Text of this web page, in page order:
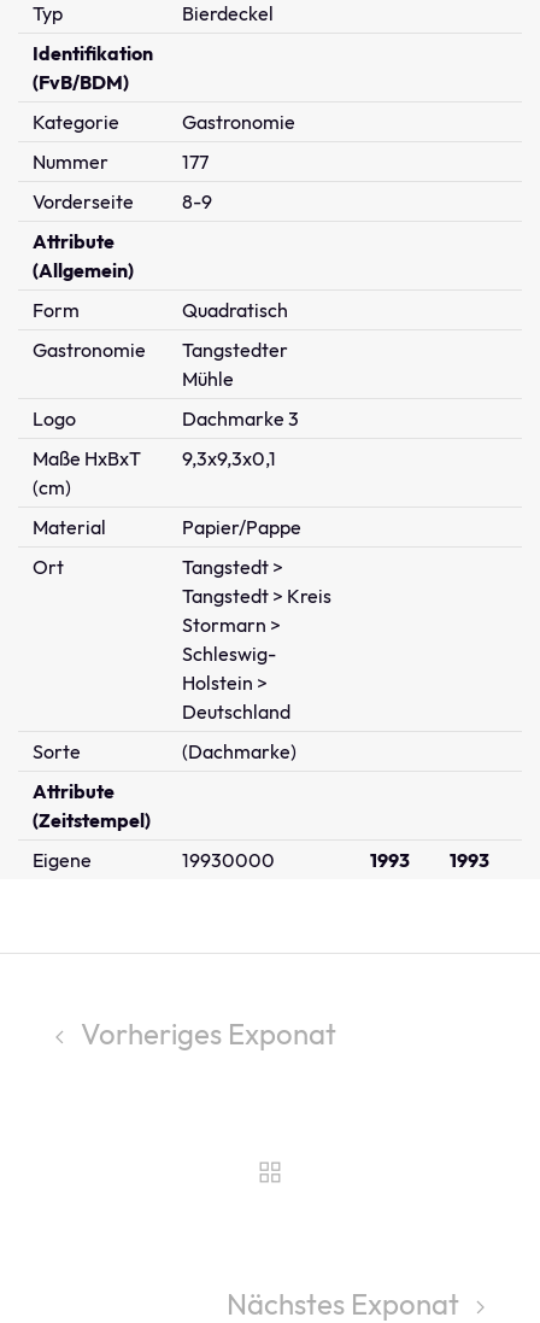
Typ
Bierdeckel
Identifikation
(FvB/BDM)
Kategorie
Gastronomie
Nummer
177
Vorderseite
8-9
Attribute
(Allgemein)
Form
Quadratisch
Gastronomie
Tangstedter
Mühle
Logo
Dachmarke 3
Maße HxBxT
(cm)
9,3x9,3x0,1
Material
Papier/Pappe
Ort
Tangstedt >
Tangstedt > Kreis
Stormarn >
Schleswig-
Holstein >
Deutschland
Sorte
(Dachmarke)
Attribute
(Zeitstempel)
Eigene
19930000 1993 1993
Vorheriges Exponat
Nächstes Exponat